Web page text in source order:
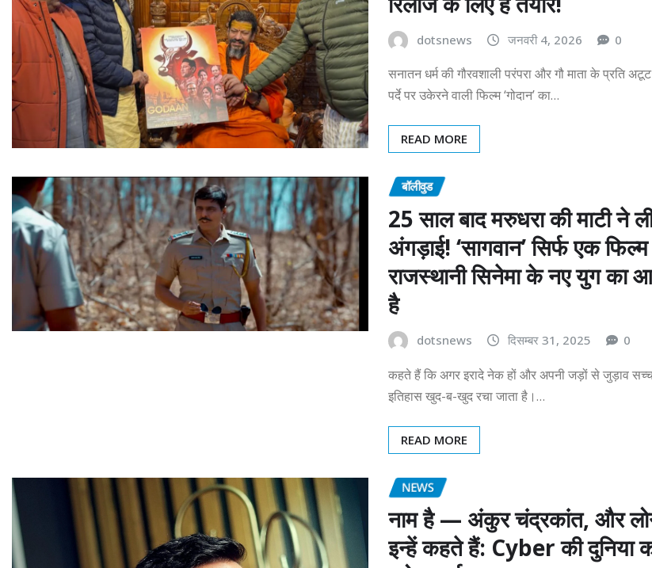
dotsnews जनवरी 4, 2026 0
सनातन धर्म की गौरवशाली परंपरा और गौ माता के प्रति
पर्दे पर उकेरने वाली फिल्म ‘गोदान’ का…
READ MORE
बॉलीवुड
25 साल बाद मरुधरा की माटी ने
अंगड़ाई! ‘सागवान’ सिर्फ एक
राजस्थानी सिनेमा के नए युग का
है
dotsnews दिसम्बर 31, 2025 0
कहते हैं कि अगर इरादे नेक हों और अपनी जड़ों से जुड़ाव
इतिहास खुद-ब-खुद रचा जाता है।…
READ MORE
NEWS
नाम है — अंकुर चंद्रकांत, और
इन्हें कहते हैं: Cyber की दुनिया